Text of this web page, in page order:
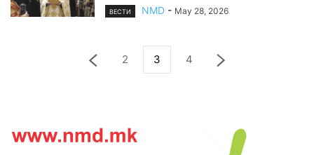
ВЕСТИ NMD - May 28, 2026
2 3 4